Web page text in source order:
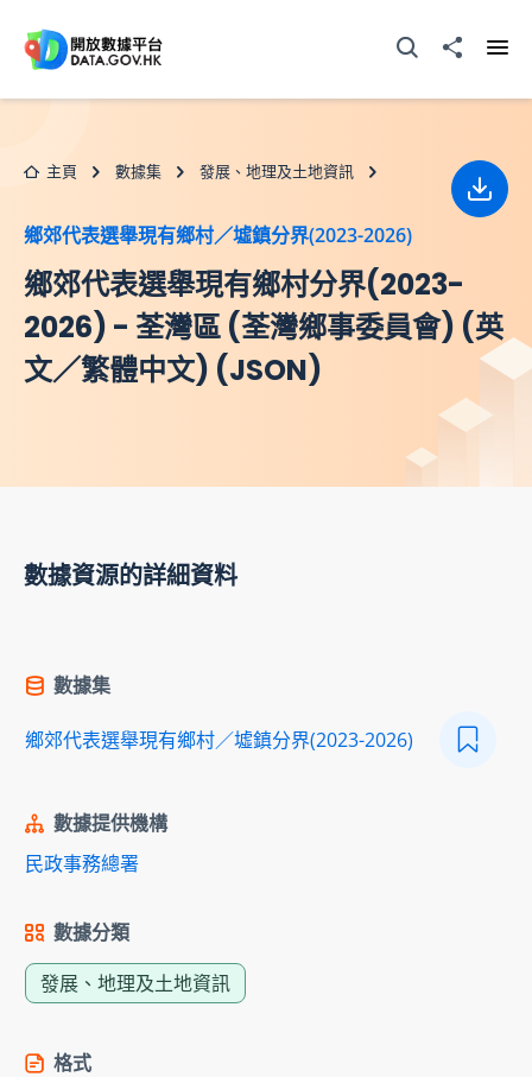
打開搜尋器分享至
主頁 數據集 發展、地理及土地資訊
鄉郊代表選舉現有鄉村／墟鎮分界(2023-2026)
鄉郊代表選舉現有鄉村分界(2023-
2026) - 荃灣區 (荃灣鄉事委員會) (英
文／繁體中文) (JSON)
下載
數據資源的詳細資料
數據集
鄉郊代表選舉現有鄉村／墟鎮分界(2023-2026)
數據提供機構
民政事務總署
數據分類
發展、地理及土地資訊
格式